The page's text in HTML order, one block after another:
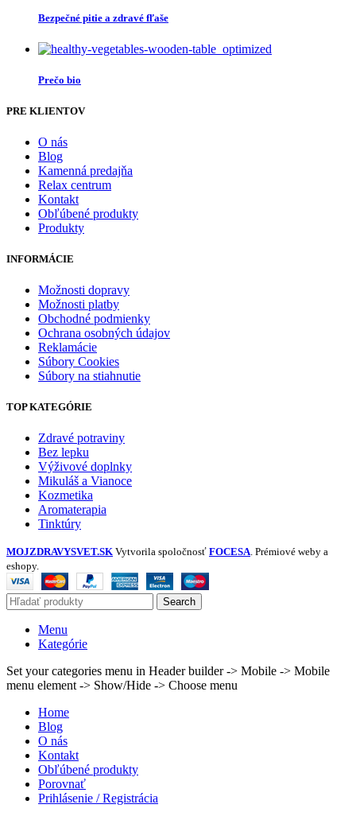
Bezpečné pitie a zdravé fľaše
Prečo bio
PRE KLIENTOV
O nás
Blog
Kamenná predajňa
Relax centrum
Kontakt
Obľúbené produkty
Produkty
INFORMÁCIE
Možnosti dopravy
Možnosti platby
Obchodné podmienky
Ochrana osobných údajov
Reklamácie
Súbory Cookies
Súbory na stiahnutie
TOP KATEGÓRIE
Zdravé potraviny
Bez lepku
Výživové doplnky
Mikuláš a Vianoce
Kozmetika
Aromaterapia
Tinktúry
MOJZDRAVYSVET.SK Vytvorila spoločnosť FOCESA. Prémiové weby a
eshopy.
Search
Menu
Kategórie
Set your categories menu in Header builder -> Mobile -> Mobile
menu element -> Show/Hide -> Choose menu
Home
Blog
O nás
Kontakt
Obľúbené produkty
Porovnať
Prihlásenie / Registrácia